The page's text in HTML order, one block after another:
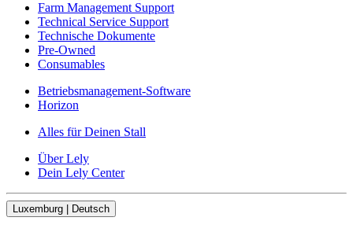
Farm Management Support
Technical Service Support
Technische Dokumente
Pre-Owned
Consumables
Betriebsmanagement-Software
Horizon
Alles für Deinen Stall
Über Lely
Dein Lely Center
Luxemburg | Deutsch